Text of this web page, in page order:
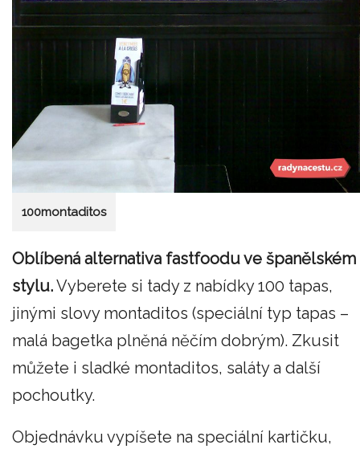
100montaditos
Oblíbená alternativa fastfoodu ve španělském
stylu.Vyberete si tady z nabídky 100 tapas,
jinými slovy montaditos (speciální typ tapas –
malá bagetka plněná něčím dobrým). Zkusit
můžete i sladké montaditos, saláty a další
pochoutky.
Objednávku vypíšete na speciální kartičku,